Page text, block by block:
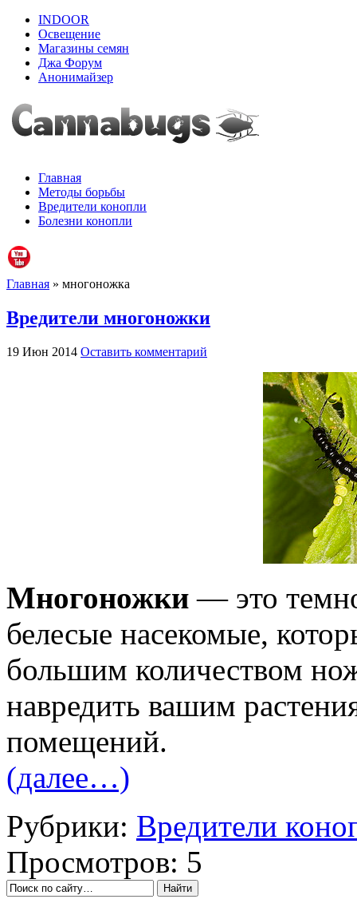
INDOOR
Освещение
Магазины семян
Джа Форум
Анонимайзер
Главная
Методы борьбы
Вредители конопли
Болезни конопли
Главная » многоножка
Вредители многоножки
19 Июн 2014 Оставить комментарий
Многоножки — это
белесые насекомые,
большим количеством
навредить вашим
помещений.
(далее…)
Рубрики: Вредители
Просмотров: 5